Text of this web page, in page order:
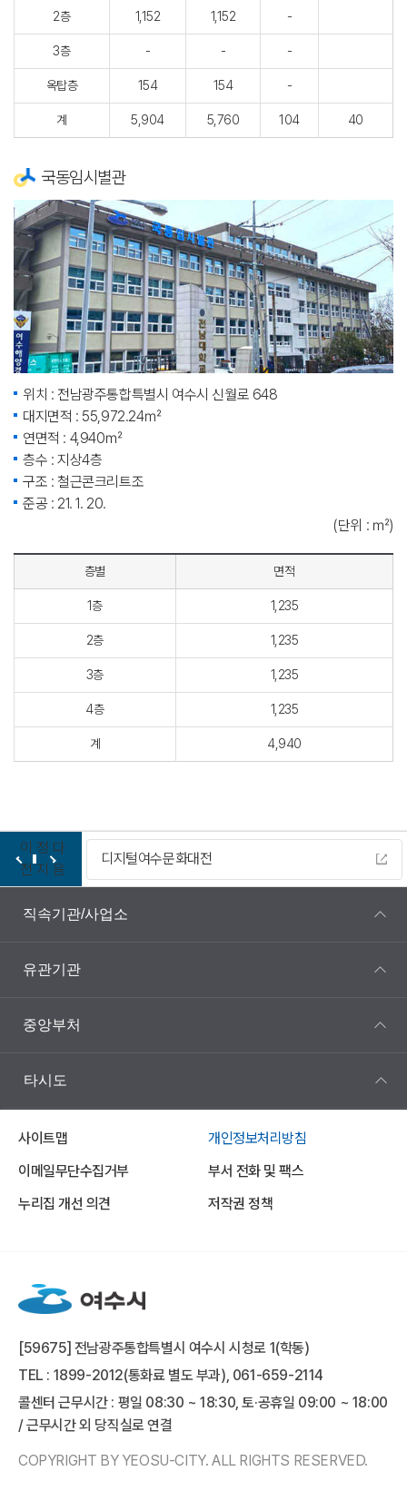
2층 1,152 1,152 -
3층 - - -
옥탑층 154 154 -
계 5,904 5,760 104 40
국동임시별관
위치 : 전남광주통합특별시 여수시 신월로 648
대지면적 : 55,972.24㎡
연면적 : 4,940㎡
층수 : 지상4층
구조 : 철근콘크리트조
준공 : 21. 1. 20.
(단위 : ㎡)
층별 면적
1층 1,235
2층 1,235
3층 1,235
4층 1,235
계 4,940
이
전
정
지
다
음
디지털여수문화대전
직속기관/사업소
유관기관
중앙부처
타시도
사이트맵
개인정보처리방침
이메일무단수집거부
부서 전화 및 팩스
누리집 개선 의견
저작권 정책
[59675] 전남광주통합특별시 여수시 시청로 1(학동)
TEL : 1899-2012(통화료 별도 부과), 061-659-2114
콜센터 근무시간 : 평일 08:30 ~ 18:30, 토·공휴일 09:00 ~ 18:00
/ 근무시간 외 당직실로 연결
COPYRIGHT BY YEOSU-CITY. ALL RIGHTS RESERVED.